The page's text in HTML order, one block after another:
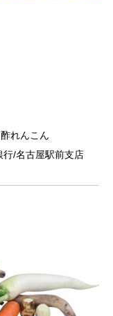
れんこん
/名古屋駅前支店